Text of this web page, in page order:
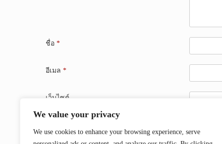
We value your privacy
We use cookies to enhance your browsing experience, serve
ชื่อ *
อีเมล *
เว็บไซต์
บันทึกชื่อ, อีเมล และชื่อเว็บไซต์ของฉันบนเบราว์เซอร์